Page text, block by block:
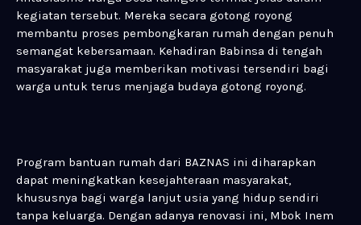
kegiatan tersebut. Mereka secara gotong royong
membantu proses pembongkaran rumah dengan penuh
semangat kebersamaan. Kehadiran Babinsa di tengah
masyarakat juga memberikan motivasi tersendiri bagi
warga untuk terus menjaga budaya gotong royong.
Program bantuan rumah dari BAZNAS ini diharapkan
dapat meningkatkan kesejahteraan masyarakat,
khususnya bagi warga lanjut usia yang hidup sendiri
tanpa keluarga. Dengan adanya renovasi ini, Mbok Inem